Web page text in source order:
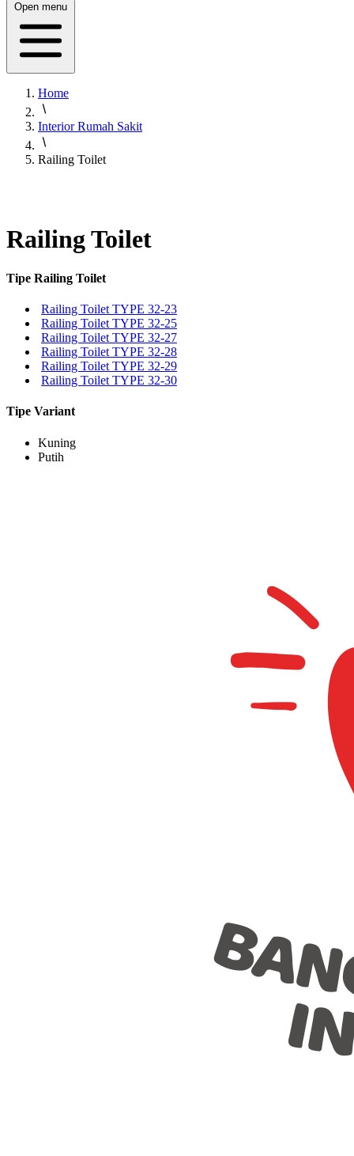
Open menu
Home
Interior Rumah Sakit
Railing Toilet
Railing Toilet
Tipe Railing Toilet
Railing Toilet TYPE 32-23
Railing Toilet TYPE 32-25
Railing Toilet TYPE 32-27
Railing Toilet TYPE 32-28
Railing Toilet TYPE 32-29
Railing Toilet TYPE 32-30
Tipe Variant
Kuning
Putih